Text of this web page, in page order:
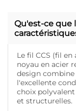
Qu'est-ce que
Le fil CCS (fil
noyau en acier
design combine
l'excellente
choix
et structurelles.